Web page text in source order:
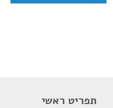
תפריט ראשי